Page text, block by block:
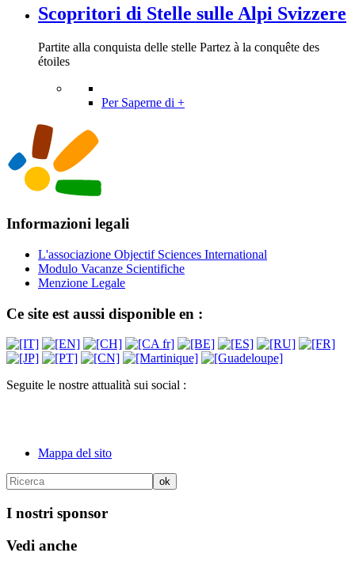
Scopritori di Stelle sulle Alpi Svizzere
Partite alla conquista delle stelle Partez à la conquête des
étoiles
Per Saperne di +
Informazioni legali
L'associazione Objectif Sciences International
Modulo Vacanze Scientifiche
Menzione Legale
Ce site est aussi disponible en :
Seguite le nostre attualità sui social :
Mappa del sito
I nostri sponsor
Vedi anche